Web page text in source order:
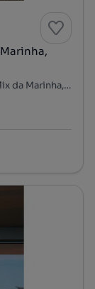
Praia de Brito - São Félix da Marinha, São Félix da Marinha, Vila Nova de Gaia, Porto